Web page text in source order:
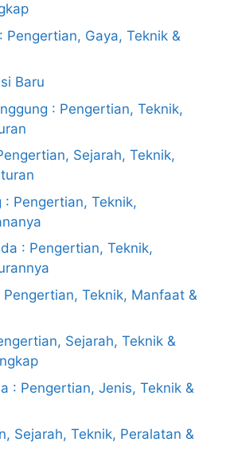
Pengertian, Gaya, Teknik &
Baru
: Pengertian, Teknik,
Sejarah, Teknik,
: Pengertian, Teknik,
: Pengertian, Teknik,
Teknik, Manfaat &
Sejarah, Teknik &
: Pengertian, Jenis, Teknik &
Sejarah, Teknik, Peralatan &